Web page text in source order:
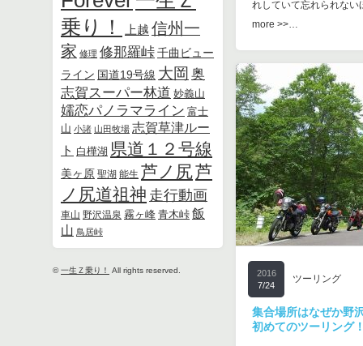
乗り！
上越 信州一
家 修理 修那羅峠 千曲ビュー
ライン 国道19号線 大岡 奥
志賀スーパー林道 妙義山
嬬恋パノラマライン 富士
山 小諸 山田牧場 志賀草津ルー
ト 白樺湖 県道１２号線
美ヶ原 聖湖 能生 芦ノ尻芦
ノ尻道祖神 走行動画
車山 野沢温泉 霧ヶ峰 青木峠 飯
山 鳥居峠
©一生Ｚ乗り！ All rights reserved.
れしていて忘れられな
more >>…
2016
7/24
ツーリング
集合場所はなぜか野
初めてのツーリング